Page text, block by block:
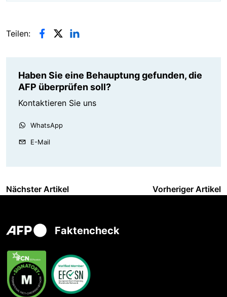
Teilen:
Haben Sie eine Behauptung gefunden, die
AFP überprüfen soll?
Kontaktieren Sie uns
WhatsApp
E-Mail
Nächster Artikel Vorheriger Artikel
Faktencheck